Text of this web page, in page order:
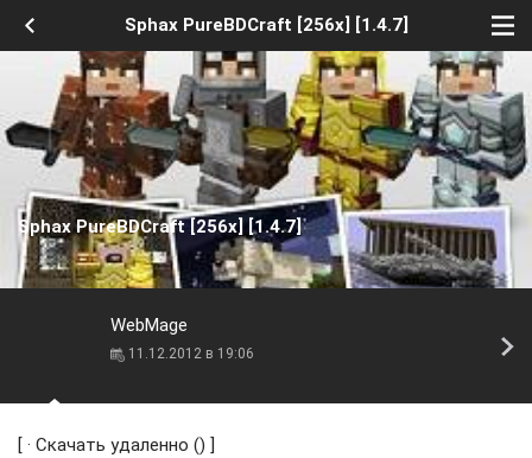
Sphax PureBDCraft [256x] [1.4.7]
Sphax PureBDCraft [256x] [1.4.7]
WebMage
11.12.2012 в 19:06
[ · Скачать удаленно () ]